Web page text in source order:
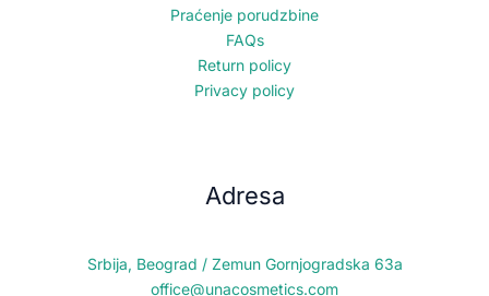
Praćenje porudzbine
FAQs
Return policy
Privacy policy
Adresa
Srbija, Beograd / Zemun Gornjogradska 63a
office@unacosmetics.com